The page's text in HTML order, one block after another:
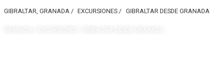
GIBRALTAR, GRANADA / EXCURSIONES / GIBRALTAR DESDE GRANADA